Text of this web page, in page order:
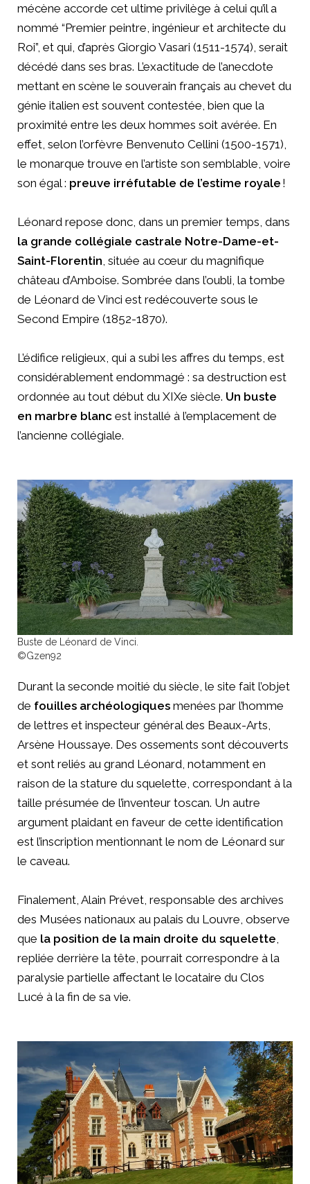
mécène accorde cet ultime privilège à celui qu’il a
nommé “Premier peintre, ingénieur et architecte du
Roi”, et qui, d’après Giorgio Vasari (1511-1574), serait
décédé dans ses bras. L’exactitude de l’anecdote
mettant en scène le souverain français au chevet du
génie italien est souvent contestée, bien que la
proximité entre les deux hommes soit avérée. En
effet, selon l’orfèvre Benvenuto Cellini (1500-1571),
le monarque trouve en l’artiste son semblable, voire
son égal : preuve irréfutable de l’estime royale !
Léonard repose donc, dans un premier temps, dans
la grande collégiale castrale Notre-Dame-et-
Saint-Florentin , située au cœur du magnifique
château d’Amboise. Sombrée dans l’oubli, la tombe
de Léonard de Vinci est redécouverte sous le
Second Empire (1852-1870).
L’édifice religieux, qui a subi les affres du temps, est
considérablement endommagé : sa destruction est
ordonnée au tout début du XIXe siècle. Un buste
en marbre blanc est installé à l’emplacement de
l’ancienne collégiale.
Buste de Léonard de Vinci.
©Gzen92
Durant la seconde moitié du siècle, le site fait l’objet
de fouilles archéologiques menées par l’homme
de lettres et inspecteur général des Beaux-Arts,
Arsène Houssaye. Des ossements sont découverts
et sont reliés au grand Léonard, notamment en
raison de la stature du squelette, correspondant à la
taille présumée de l’inventeur toscan. Un autre
argument plaidant en faveur de cette identification
est l’inscription mentionnant le nom de Léonard sur
le caveau.
Finalement, Alain Prévet, responsable des archives
des Musées nationaux au palais du Louvre, observe
que la position de la main droite du squelette
repliée derrière la tête, pourrait correspondre à la
paralysie partielle affectant le locataire du Clos
Lucé à la fin de sa vie.